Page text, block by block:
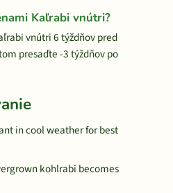
Kaľrabi vnútri?
vnútri 6 týždňov pred
presaďte -3 týždňov po
in cool weather for best
kohlrabi becomes